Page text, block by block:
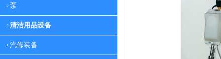
泵
清洁用品设备
汽修装备